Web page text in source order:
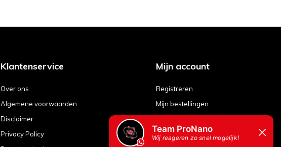
Klantenservice
Over ons
Algemene voorwaarden
Disclaimer
Privacy Policy
Mijn account
Registreren
Mijn bestellingen
Mijn verlanglijst